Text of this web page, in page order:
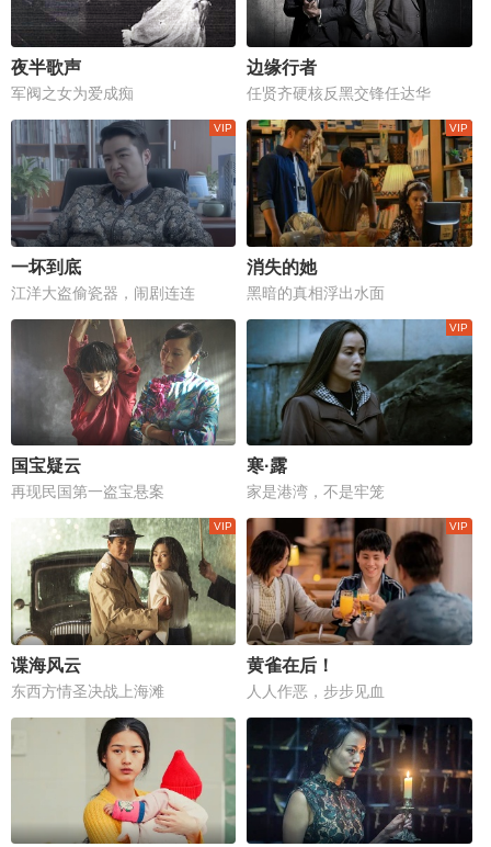
夜半歌声
军阀之女为爱成痴
边缘行者
任贤齐硬核反黑交锋任达华
一坏到底
江洋大盗偷瓷器，闹剧连连
消失的她
黑暗的真相浮出水面
国宝疑云
再现民国第一盗宝悬案
寒·露
家是港湾，不是牢笼
谍海风云
东西方情圣决战上海滩
黄雀在后！
人人作恶，步步见血